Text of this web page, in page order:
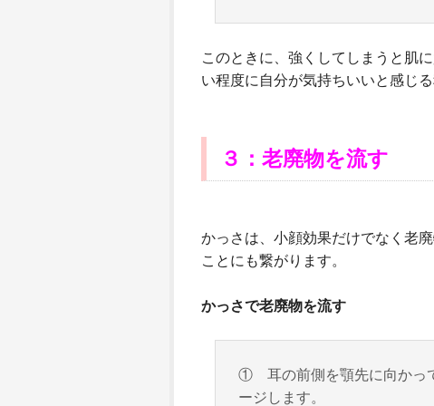
このときに、強くしてしまうと肌
い程度に自分が気持ちいいと感じ
３：老廃物を流す
かっさは、小顔効果だけでなく老
ことにも繋がります。
かっさで老廃物を流す
① 耳の前側を顎先に向かっ
ージします。